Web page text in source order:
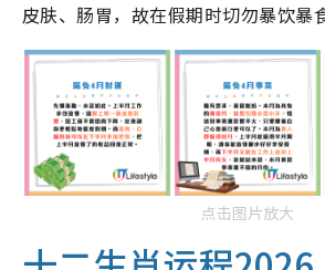
皮肤、肠胃，故在假期时切勿暴饮暴
点击图片放大